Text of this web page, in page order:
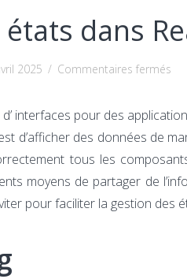
dans
2025 / Commentaires fermés
interfaces pour des
d’afficher des données de
tous les
moyens de partager de
pour faciliter la gestion des